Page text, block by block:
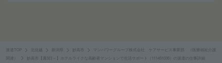
派遣TOP 北信越 妙高市
マンパワーグループ株式会社 ケアサービス事業部 （医療福祉介護
関連）
妙高市【週3日～】ホテルライクな高齢者マンションで生活サポート（111451035）の派遣の仕事詳細